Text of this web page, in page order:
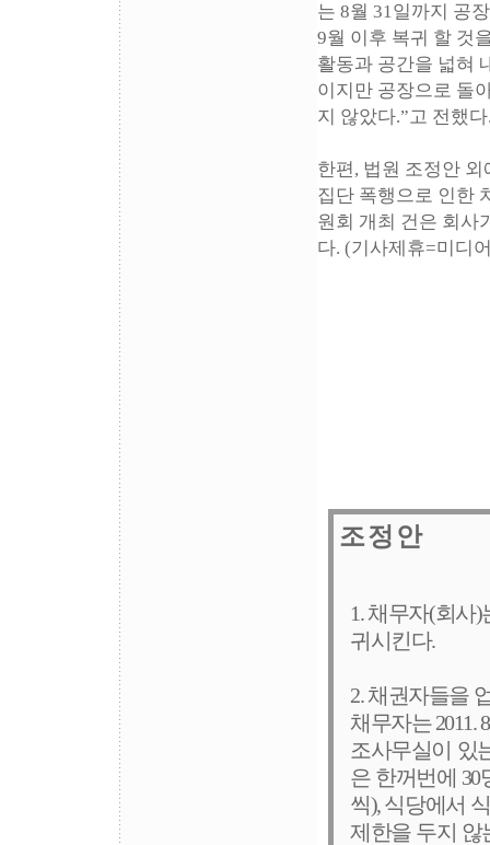
는 8월 31일까지 공
9월 이후 복귀 할 것
활동과 공간을 넓혀
이지만 공장으로 돌
지 않았다.”고 전했
한편, 법원 조정안
집단 폭행으로 인한
원회 개최 건은 회사
다. (기사제휴=미디
조 정 안
1. 채무자(회사)
귀시킨다.
2. 채권자들을
채무자는 2011.
조사무실이 있
은 한꺼번에 30
씩), 식당에서
제한을 두지 않